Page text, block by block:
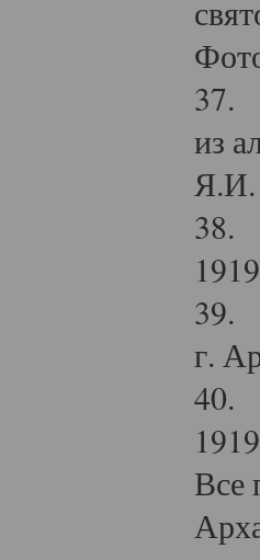
37.
из
Я.И.
38.
39.
г.
40.
Все